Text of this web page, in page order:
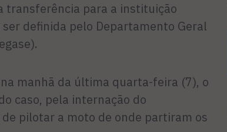
transferência para a instituição
definida pelo Departamento Geral
manhã da última quarta-feira (7), o
caso, pela internação do
pilotar a moto de onde partiram os